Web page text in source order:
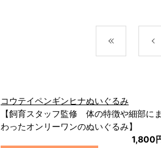
コウテイペンギンヒナぬいぐるみ
【飼育スタッフ監修 体の特徴や細部に
わったオンリーワンのぬいぐるみ】
1,800